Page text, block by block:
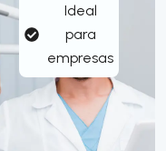
Ideal
para
empresas